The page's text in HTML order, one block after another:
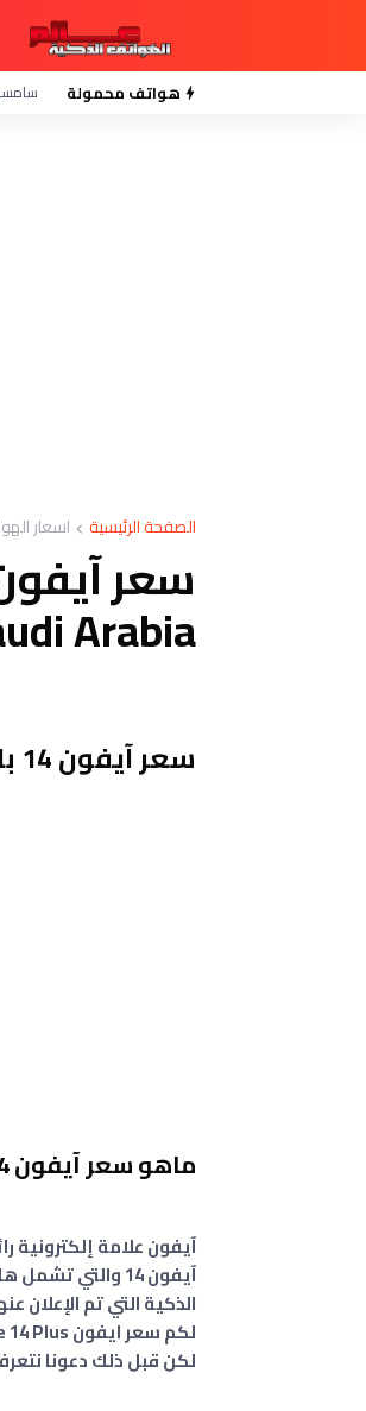
هواتف محمولة
الصفحة الرئيسية اسعار
Arabia
سعر آيفون 14 بلس iPhone 14 Plus في السعودية
ماهو سعر آيفون 14 بلس iPhone 14 Plus في السعودية ؟
آيفون علامة إلكترونية
آيفون 14 والتي تشمل هاتف
لكن قبل ذلك دعونا